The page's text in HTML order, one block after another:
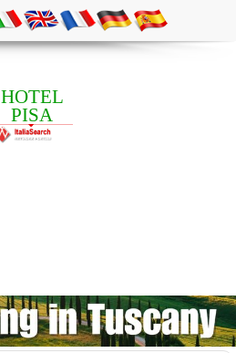
HOTEL
PISA